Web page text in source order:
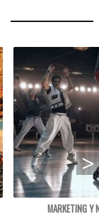
MARKETING Y